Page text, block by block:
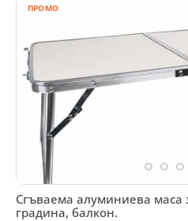
ПРОМО
Сгъваема алуминиева маса
градина, балкон.